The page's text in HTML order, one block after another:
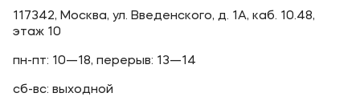
117342, Москва, ул. Введенского, д. 1А, каб. 10.48,
этаж 10
пн-пт: 10—18, перерыв: 13—14
сб-вс: выходной